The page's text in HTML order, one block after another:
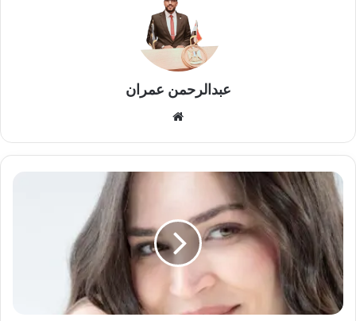
عبدالرحمن عمران
منار
الهجرسي
تصل
إلى
مهرجان
كان
بـ“وعد
التراب”
وتؤكد